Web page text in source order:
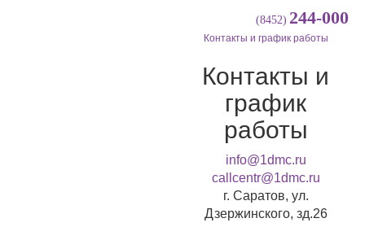
(8452) 244-000
Контакты и график работы
Контакты и
график
работы
info@1dmc.ru
callcentr@1dmc.ru
г. Саратов, ул.
Дзержинского, зд.26